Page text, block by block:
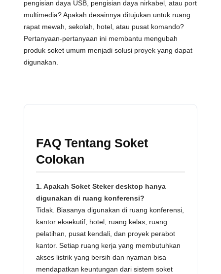
pengisian daya USB, pengisian daya nirkabel, atau port
multimedia? Apakah desainnya ditujukan untuk ruang
rapat mewah, sekolah, hotel, atau pusat komando?
Pertanyaan-pertanyaan ini membantu mengubah
produk soket umum menjadi solusi proyek yang dapat
digunakan.
FAQ Tentang Soket
Colokan
1. Apakah Soket Steker desktop hanya
digunakan di ruang konferensi?
Tidak. Biasanya digunakan di ruang konferensi,
kantor eksekutif, hotel, ruang kelas, ruang
pelatihan, pusat kendali, dan proyek perabot
kantor. Setiap ruang kerja yang membutuhkan
akses listrik yang bersih dan nyaman bisa
mendapatkan keuntungan dari sistem soket